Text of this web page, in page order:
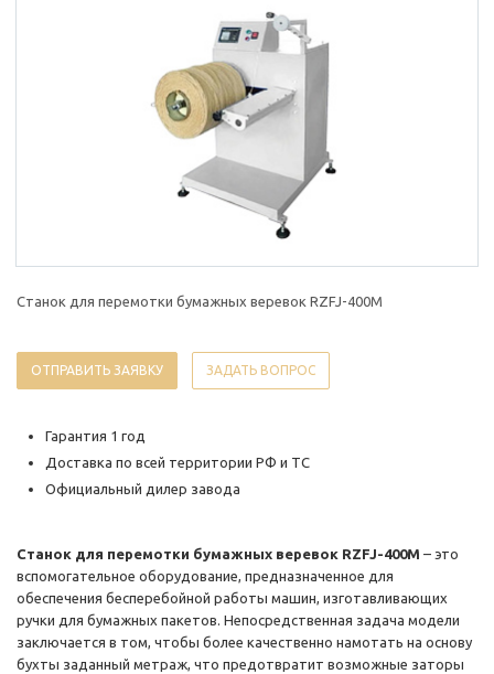
Станок для перемотки бумажных веревок RZFJ-400M
ОТПРАВИТЬ ЗАЯВКУ ЗАДАТЬ ВОПРОС
Гарантия 1 год
Доставка по всей территории РФ и ТС
Официальный дилер завода
Станок для перемотки бумажных веревок RZFJ-400M – это
вспомогательное оборудование, предназначенное для
обеспечения бесперебойной работы машин, изготавливающих
ручки для бумажных пакетов. Непосредственная задача модели
заключается в том, чтобы более качественно намотать на основу
бухты заданный метраж, что предотвратит возможные заторы